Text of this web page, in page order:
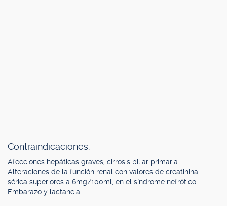
Contraindicaciones.
Afecciones hepáticas graves, cirrosis biliar primaria.
Alteraciones de la función renal con valores de creatinina
sérica superiores a 6mg/100ml, en el síndrome nefrótico.
Embarazo y lactancia.